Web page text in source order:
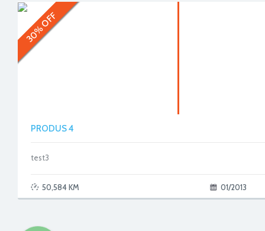
30% OFF
PRODUS 4
test3
50,584 KM 01/2013